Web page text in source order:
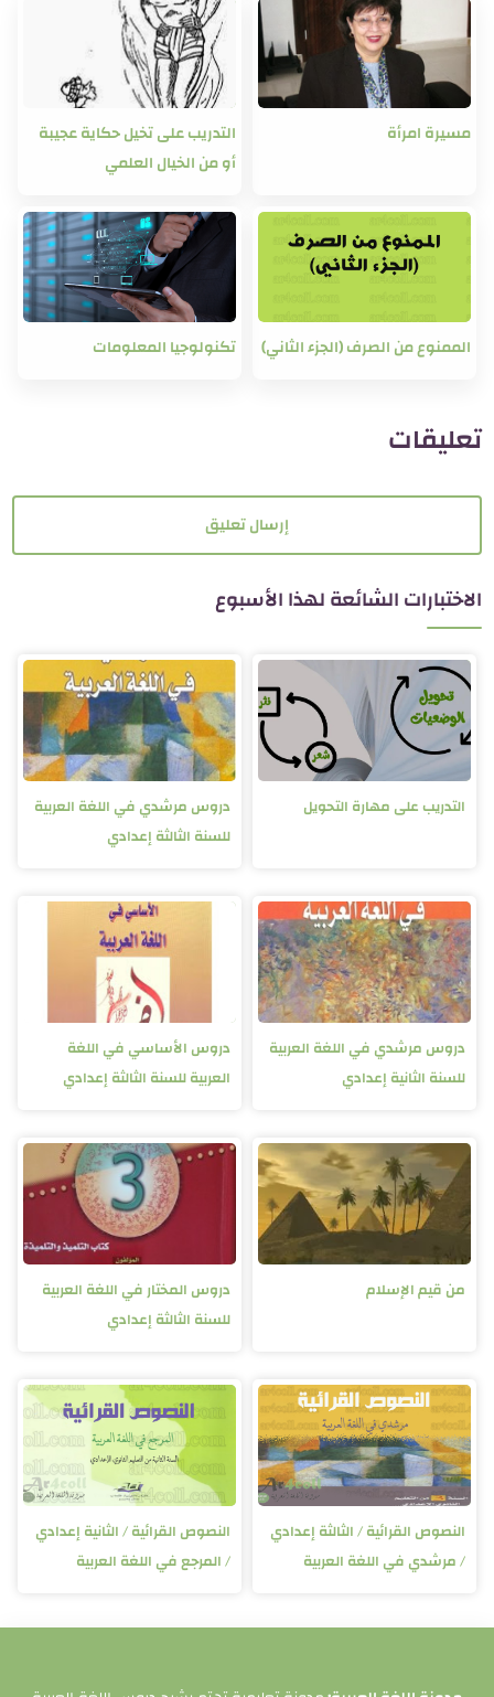
مسيرة امرأة
التدريب على تخيل حكاية عجيبة
أو من الخيال العلمي
الممنوع من الصرف (الجزء الثاني) تكنولوجيا المعلومات
تعليقات
إرسال تعليق
الاختبارات الشائعة لهذا الأسبوع
التدريب على مهارة التحويل
دروس مرشدي في اللغة العربية
للسنة الثالثة إعدادي
دروس مرشدي في اللغة العربية
للسنة الثانية إعدادي
دروس الأساسي في اللغة
العربية للسنة الثالثة إعدادي
من قيم الإسلام
دروس المختار في اللغة العربية
للسنة الثالثة إعدادي
النصوص القرائية / الثالثة إعدادي
/ مرشدي في اللغة العربية
النصوص القرائية / الثانية إعدادي
/ المرجع في اللغة العربية